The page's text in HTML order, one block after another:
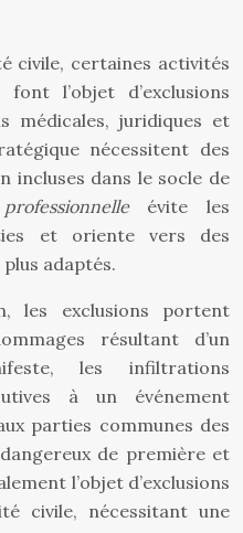
civile, certaines activités
l’objet d’exclusions
médicales, juridiques et
nécessitent des
incluses dans le socle de
évite les
et oriente vers des
adaptés.
les exclusions portent
résultant d’un
les infiltrations
à un événement
parties communes des
de première et
l’objet d’exclusions
civile, nécessitant une